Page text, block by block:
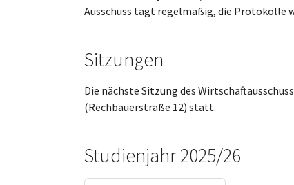
Ausschuss tagt regelmäßig, die Protokolle
Sitzungen
Die nächste Sitzung des
(Rechbauerstraße 12) statt.
Studienjahr 2025/26